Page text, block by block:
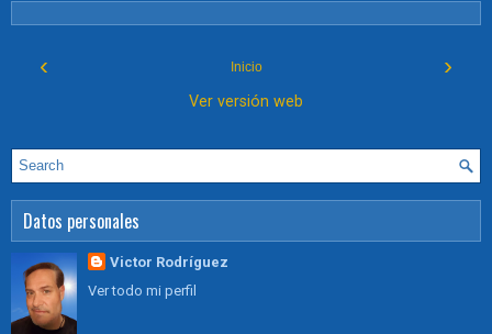
‹ ›
Inicio
Ver versión web
Datos personales
Victor Rodríguez
Ver todo mi perfil